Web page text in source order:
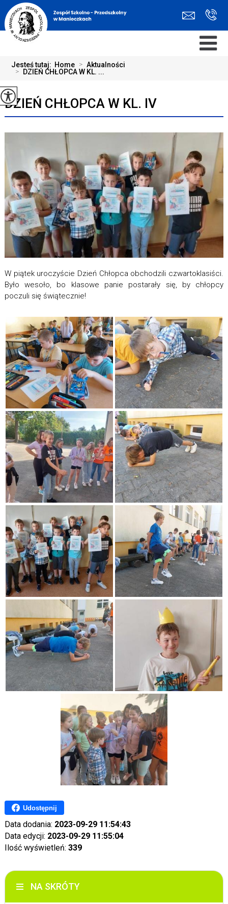
Jesteś tutaj: Home > Aktualności
> DZIEŃ CHŁOPCA W KL. ...
DZIEŃ CHŁOPCA W KL. IV
W piątek uroczyście Dzień Chłopca obchodzili czwartoklasiści.
Było wesoło, bo klasowe panie postarały się, by chłopcy
poczuli się świątecznie!
Udostępnij
Data dodania: 2023-09-29 11:54:43
Data edycji: 2023-09-29 11:55:04
Ilość wyświetleń: 339
NA SKRÓTY